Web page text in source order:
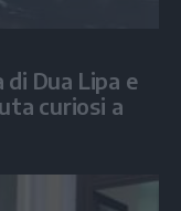
Dua Lipa e
curiosi a